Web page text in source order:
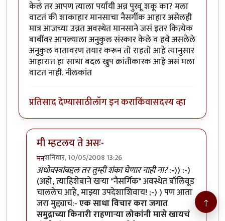
केलं तर आपण त्याला पर्यायी अन्न पुरवू शकू का? मला
वाटतं की शाकाहार मानसाचा नैसर्गीक आहार असेलही
मात्र आजच्या उन्नत अवस्थेत मानसाने जसं इतर कित्येक
बाबींवर आपल्याला अनुकुल संस्कार केले व हवे असलेले
अनुकुल वातावरण तयार करून तो राहतो आहे त्यानुसार
आहारात हा साधा बदल खुप क्रांतीकारक आहे असं मला
वाटत नाही. नीलकांत
प्रतिसाद देण्यासाठीलॉग इन कराकिंवासदस्य व्हा
मी म्हटलय ते असः-
मनशनिवार, 10/05/2008 13:26
In reply toमाझं मत...byनीलकांत
अधोवस्त्रांबद्दल तर तुम्ही शंका घेणार नाही ना?:-)) :-)
(अहो, त्याहिशेबाने खर्‍या "नैसर्गिक" अवस्थेत बॉलिवूड
चाललेच आहे, माझ्या उपदेशाशिवाय! ;-) ) पण आता
जरा मुद्द्याचं:-एक साधा विचार करा जगात
समुद्राच्या किनारी राहणार्‍या लोकांनी मासे खायचं
↑